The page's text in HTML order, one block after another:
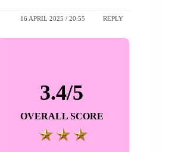
16 APRIL 2025 / 20:55 REPLY
3.4/5
OVERALL SCORE